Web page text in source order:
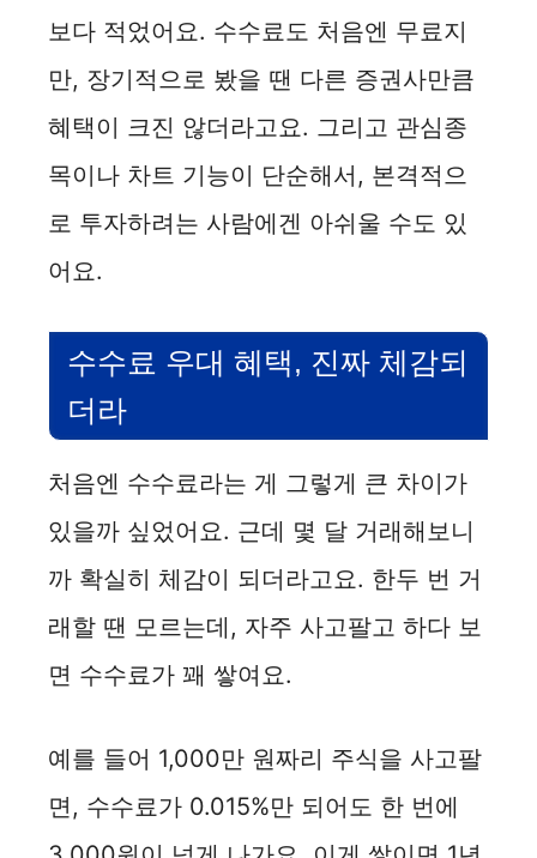
보다 적었어요. 수수료도 처음엔 무료지
만, 장기적으로 봤을 땐 다른 증권사만큼
혜택이 크진 않더라고요. 그리고 관심종
목이나 차트 기능이 단순해서, 본격적으
로 투자하려는 사람에겐 아쉬울 수도 있
어요.
수수료 우대 혜택, 진짜 체감되
더라
처음엔 수수료라는 게 그렇게 큰 차이가
있을까 싶었어요. 근데 몇 달 거래해보니
까 확실히 체감이 되더라고요. 한두 번 거
래할 땐 모르는데, 자주 사고팔고 하다 보
면 수수료가 꽤 쌓여요.
예를 들어 1,000만 원짜리 주식을 사고팔
면, 수수료가 0.015%만 되어도 한 번에